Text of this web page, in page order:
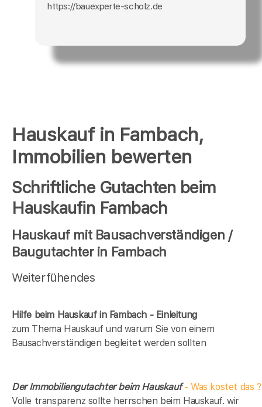
Hauskauf in Fambach,
Immobilien bewerten
Schriftliche Gutachten beim
Hauskaufin Fambach
Hauskauf mit Bausachverständigen /
Baugutachter in Fambach
Weiterfühendes
Hilfe beim Hauskauf in Fambach - Einleitung
zum Thema Hauskauf und warum Sie von einem
Bausachverständigen begleitet werden sollten
Der Immobiliengutachter beim Hauskauf- Was kostet das ?
Volle transparenz sollte herrschen beim Hauskauf. wir
https://bauexperte-scholz.de